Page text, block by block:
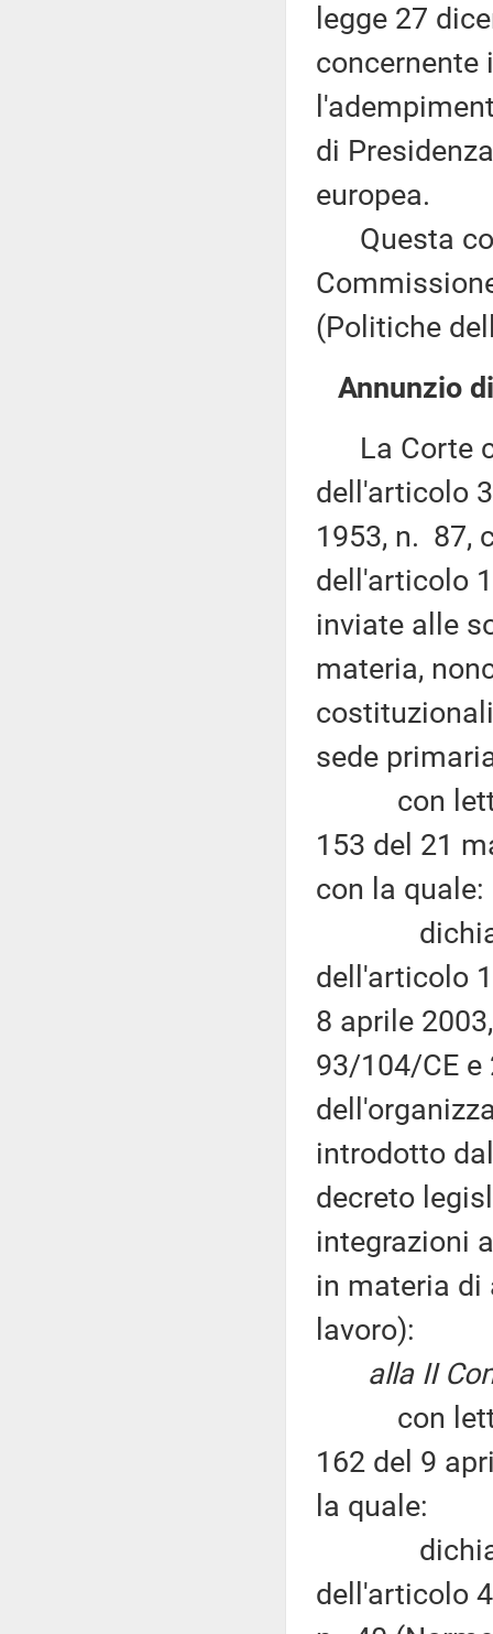
legge 27
concernente
di
europea.
Questa
(Politiche
Annunzio
La Corte
dell'articolo
1953, n. 87,
dell'articolo
inviate alle
materia,
sede
con
153 del 21
con la quale:
dichiara
dell'articolo
8 aprile
93/104/CE
introdotto
decreto
integrazioni
in materia di
lavoro):
alla II
con
162 del 9
la quale:
dichiara
dell'articolo